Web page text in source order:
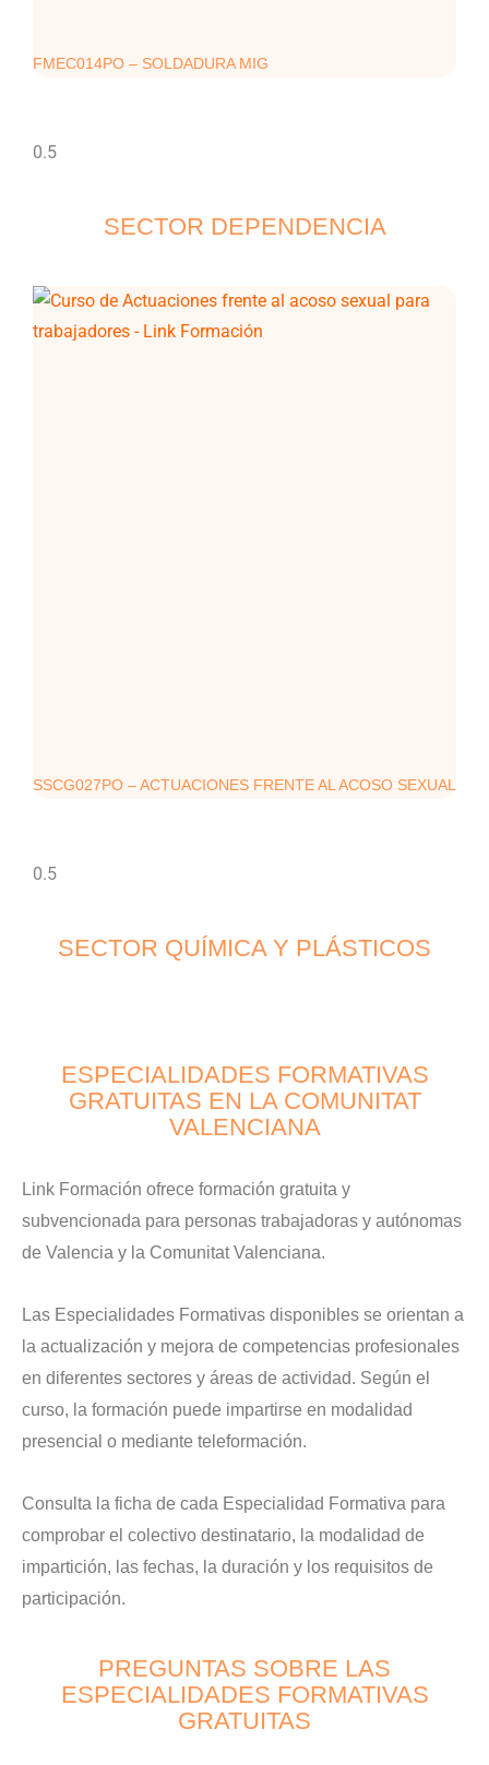
FMEC014PO – SOLDADURA MIG
SECTOR DEPENDENCIA
SSCG027PO – ACTUACIONES FRENTE AL ACOSO SEXUAL
SECTOR QUÍMICA Y PLÁSTICOS
ESPECIALIDADES FORMATIVAS
GRATUITAS EN LA COMUNITAT
VALENCIANA
Link Formación ofrece formación gratuita y
subvencionada para personas trabajadoras y autónomas
de Valencia y la Comunitat Valenciana.
Las Especialidades Formativas disponibles se orientan a
la actualización y mejora de competencias profesionales
en diferentes sectores y áreas de actividad. Según el
curso, la formación puede impartirse en modalidad
presencial o mediante teleformación.
Consulta la ficha de cada Especialidad Formativa para
comprobar el colectivo destinatario, la modalidad de
impartición, las fechas, la duración y los requisitos de
participación.
PREGUNTAS SOBRE LAS
ESPECIALIDADES FORMATIVAS
GRATUITAS